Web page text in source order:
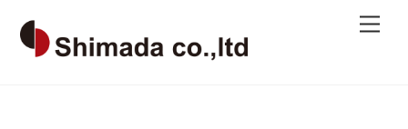
content